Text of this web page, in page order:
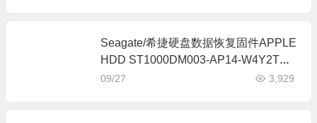
Seagate/希捷硬盘数据恢复固件APPLE
HDD ST1000DM003-AP14-W4Y2TM4
P-PC3000全套
09/27 3,929